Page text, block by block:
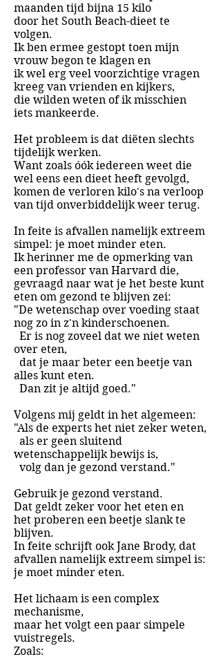
maanden tijd bijna 15 kilo
door het South Beach-dieet te
volgen.
Ik ben ermee gestopt toen mijn
vrouw begon te klagen en
ik wel erg veel voorzichtige vragen
kreeg van vrienden en kijkers,
die wilden weten of ik misschien
iets mankeerde.
Het probleem is dat diëten slechts
tijdelijk werken.
Want zoals óók iedereen weet die
wel eens een dieet heeft gevolgd,
komen de verloren kilo's na verloop
van tijd onverbiddelijk weer terug.
In feite is afvallen namelijk extreem
simpel: je moet minder eten.
Ik herinner me de opmerking van
een professor van Harvard die,
gevraagd naar wat je het beste kunt
eten om gezond te blijven zei:
"De wetenschap over voeding staat
nog zo in z'n kinderschoenen.
Er is nog zoveel dat we niet weten
over eten,
dat je maar beter een beetje van
alles kunt eten.
Dan zit je altijd goed."
Volgens mij geldt in het algemeen:
"Als de experts het niet zeker weten,
als er geen sluitend
wetenschappelijk bewijs is,
volg dan je gezond verstand."
Gebruik je gezond verstand.
Dat geldt zeker voor het eten en
het proberen een beetje slank te
blijven.
In feite schrijft ook Jane Brody, dat
afvallen namelijk extreem simpel is:
je moet minder eten.
Het lichaam is een complex
mechanisme,
maar het volgt een paar simpele
vuistregels.
Zoals: